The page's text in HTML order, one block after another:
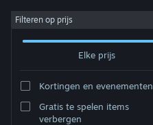
Inloggen
Community
Filteren op prijs
Elke prijs
Kortingen en evenementen
Gratis te spelen items
verbergen
Ontwikkelaar: Gongylus Games